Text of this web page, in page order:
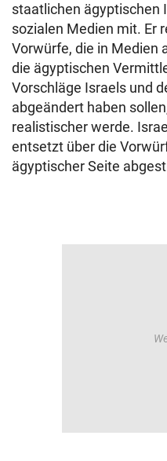
staatlichen ägyptischen
sozialen Medien mit. Er
Vorwürfe, die in Medien
die ägyptischen
Vorschläge Israels und
abgeändert haben
realistischer werde.
entsetzt über die
ägyptischer Seite